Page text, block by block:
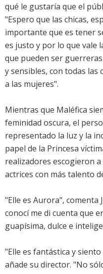
qué le gustaría que el
"Espero que las chicas,
importante que es tener
es justo y por lo que vale
que pueden ser
y sensibles, con todas las
a las mujeres".
Mientras que Maléfica
feminidad oscura, el
representado la luz y la
papel de la Princesa
realizadores escogieron
actrices con más talento
"Elle es Aurora", comenta
conocí me di cuenta que
guapísima, dulce e
"Elle es fantástica y
añade su director. "No